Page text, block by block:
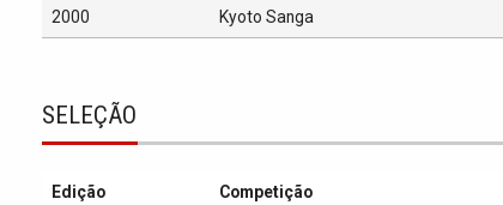
2000 Kyoto Sanga
SELEÇÃO
Edição Competição